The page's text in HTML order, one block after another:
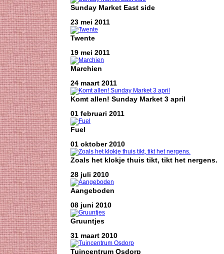
Sunday Market East side
23 mei 2011
Twente
19 mei 2011
Marchien
24 maart 2011
Komt allen! Sunday Market 3 april
01 februari 2011
Fuel
01 oktober 2010
Zoals het klokje thuis tikt, tikt het nergens.
28 juli 2010
Aangeboden
08 juni 2010
Gruuntjes
31 maart 2010
Tuincentrum Osdorp